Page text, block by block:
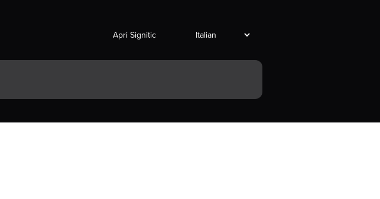
Apri Signitic